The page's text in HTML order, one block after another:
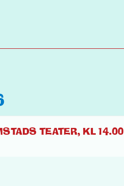
TEATER, KL 14.00